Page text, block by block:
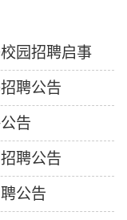
园招聘启事
聘公告
告
聘公告
公告